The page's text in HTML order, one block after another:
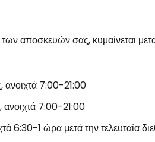
αποσκευών σας, κυμαίνεται
ανοιχτά 7:00-21:00
ανοιχτά 7:00-21:00
6:30-1 ώρα μετά την τελευταία